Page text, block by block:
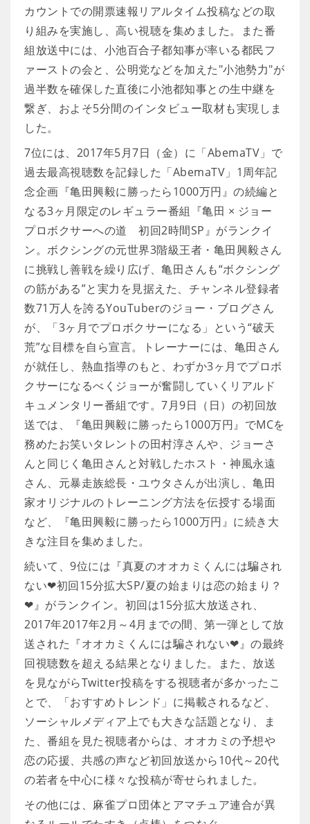
カウントでの開票速報リアルタイム投稿などの取
り組みを実施し、高い視聴を集めました。また番
組放送中には、小池百合子都知事が率いる都民フ
ァーストの会と、公明党などを加えた"小池勢力"が
過半数を確保した直後に小池都知事との生中継を
繋ぎ、およそ5分間のインタビュー取材も実現しま
した。
7位には、2017年5月7日（金）に「AbemaTV」で
過去最高視聴数を記録した「AbemaTV」1周年記
念企画『亀田興毅に勝ったら1000万円』の続編と
なる3ヶ月限定のレギュラー番組『亀田 × ジョー
プロボクサーへの道 初回2時間SP』がランクイ
ン。ボクシングの元世界3階級王者・亀田興毅さん
に挑戦し善戦を繰り広げ、亀田さんも“ボクシング
の筋がある”と実力を見据えた、チャンネル登録者
数71万人を誇るYouTuberのジョー・ブログさん
が、「3ヶ月でプロボクサーになる」という“破天
荒”な目標を自ら宣言。トレーナーには、亀田さん
が就任し、熱血指導のもと、わずか3ヶ月でプロボ
クサーになるべくジョーが奮闘していくリアルド
キュメンタリー番組です。7月9日（日）の初回放
送では、『亀田興毅に勝ったら1000万円』でMCを
務めたお笑いタレントの田村淳さんや、ジョーさ
んと同じく亀田さんと対戦したホスト・神風永遠
さん、元暴走族総長・ユウタさんが出演し、亀田
家オリジナルのトレーニング方法を伝授する場面
など、『亀田興毅に勝ったら1000万円』に続き大
きな注目を集めました。
続いて、9位には『真夏のオオカミくんには騙され
ない❤初回15分拡大SP/夏の始まりは恋の始まり？
❤』がランクイン。初回は15分拡大放送され、
2017年2017年2月～4月までの間、第一弾として放
送された『オオカミくんには騙されない❤』の最終
回視聴数を超える結果となりました。また、放送
を見ながらTwitter投稿をする視聴者が多かったこ
とで、「おすすめトレンド」に掲載されるなど、
ソーシャルメディア上でも大きな話題となり、ま
た、番組を見た視聴者からは、オオカミの予想や
恋の応援、共感の声など初回放送から10代～20代
の若者を中心に様々な投稿が寄せられました。
その他には、麻雀プロ団体とアマチュア連合が異